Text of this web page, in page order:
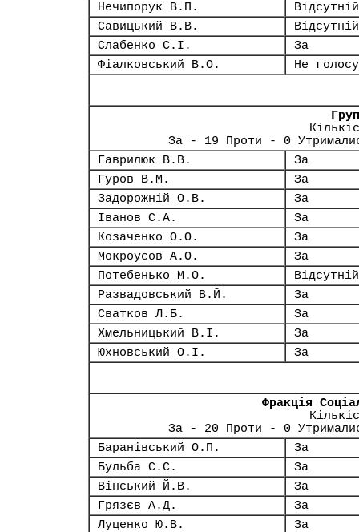
Нечипорук В.П.
Відсутній
Савицький В.В.
Відсутній
Слабенко С.І.
За
Фіалковський В.О.
Не
За - 19 Проти - 0
Гаврилюк В.В.
За
Гуров В.М.
За
Задорожній О.В.
За
Іванов С.А.
За
Козаченко О.О.
За
Мокроусов А.О.
За
Потебенько М.О.
Відсутній
Развадовський В.Й.
За
Сватков Л.Б.
За
Хмельницький В.І.
За
Юхновський О.І.
За
Фракція
За - 20 Проти - 0
Баранівський О.П.
За
Бульба С.С.
За
Вінський Й.В.
За
Грязєв А.Д.
За
Луценко Ю.В.
За